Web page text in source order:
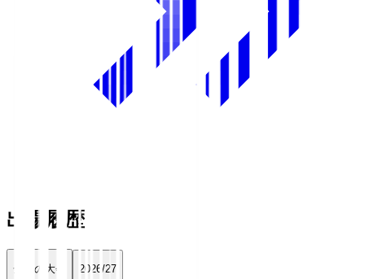
出場履歴
全ての大会 2026/27